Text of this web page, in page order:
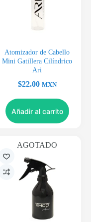
Atomizador de Cabello
Mini Gatillera Cilíndrico
Ari
$22.00 MXN
Añadir al carrito
AGOTADO